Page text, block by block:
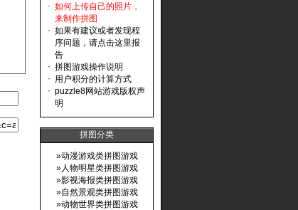
· 如何上传自己的照片，
来制作拼图
· 如果有建议或者发现程
序问题，请点击这里报
告
· 拼图游戏操作说明
· 用户积分的计算方式
· puzzle8网站游戏版权声
明
拼图分类
»动漫游戏类拼图游戏
»人物明星类拼图游戏
»影视海报类拼图游戏
»自然景观类拼图游戏
»动物世界类拼图游戏